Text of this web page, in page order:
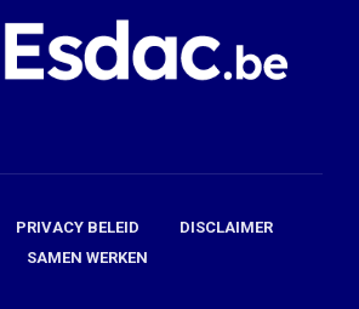
PRIVACY BELEID
DISCLAIMER
SAMEN WERKEN